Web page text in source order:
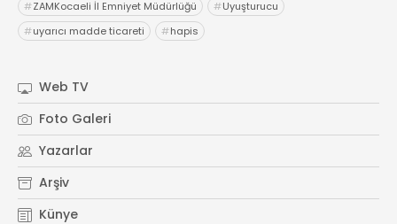
#ZAMKocaeli İl Emniyet Müdürlüğü #Uyuşturucu
#uyarıcı madde ticareti #hapis
Web TV
Foto Galeri
Yazarlar
Arşiv
Künye